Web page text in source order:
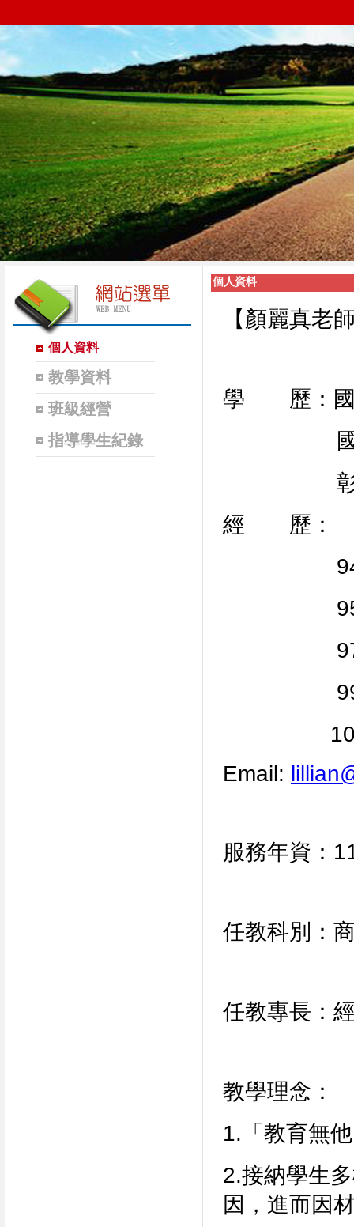
個人資料
教學資料
班級經營
指導學生紀錄
個人資料
【顏麗真老
學 歷：國
國立台
彰化
經 歷：
Email:
服務年資：
任教科別：
任教專長：
教學理念：
1.「教育無
2.接納學生
因，進而因